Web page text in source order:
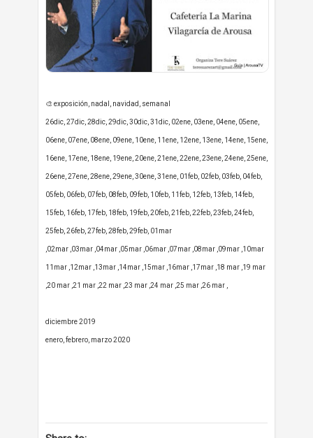
🎨 exposición, nadal, navidad, semanal
26dic, 27dic, 28dic, 29dic, 30dic, 31dic, 02ene, 03ene, 04ene, 05ene,
06ene, 07ene, 08ene, 09ene, 10ene, 11ene, 12ene, 13ene, 14ene, 15ene,
16ene, 17ene, 18ene, 19ene, 20ene, 21ene, 22ene, 23ene, 24ene, 25ene,
26ene, 27ene, 28ene, 29ene, 30ene, 31ene, 01feb, 02feb, 03feb, 04feb,
05feb, 06feb, 07feb, 08feb, 09feb, 10feb, 11feb, 12feb, 13feb, 14feb,
15feb, 16feb, 17feb, 18feb, 19feb, 20feb, 21feb, 22feb, 23feb, 24feb,
25feb, 26feb, 27feb, 28feb, 29feb, 01mar
,02mar ,03mar ,04mar ,05mar ,06mar ,07mar ,08mar ,09mar ,10mar
11 mar ,12mar ,1 3mar ,14mar ,15mar ,16mar ,17mar ,18 mar ,19 mar
,20 mar ,21 mar ,22 mar ,23 mar ,24 mar ,25 mar ,26 mar
diciembre2019
enero, febrero, marzo 2020